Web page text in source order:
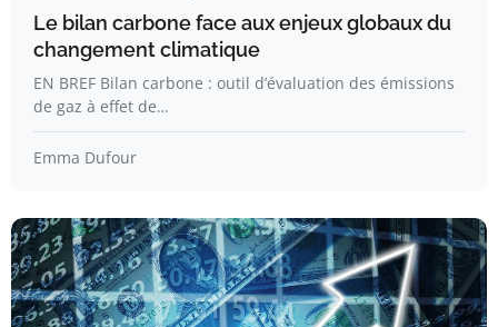
Le bilan carbone face aux enjeux globaux du
changement climatique
EN BREF Bilan carbone : outil d’évaluation des émissions
de gaz à effet de…
Emma Dufour